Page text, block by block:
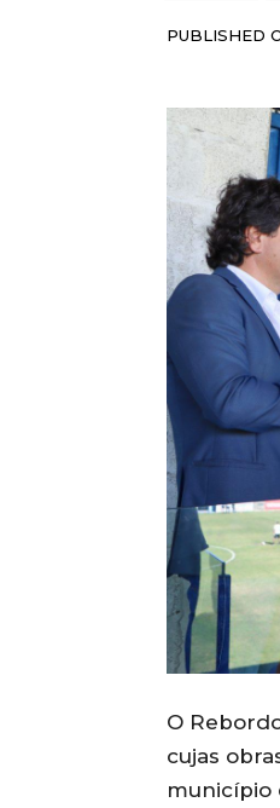
PUBLISHED
O
cujas
município